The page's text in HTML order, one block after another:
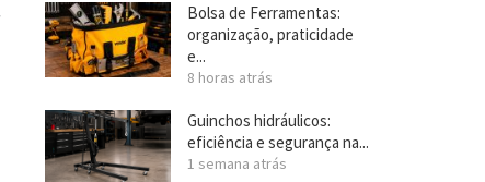
Bolsa de Ferramentas:
organização, praticidade
e...
8 horas atrás
Guinchos hidráulicos:
eficiência e segurança na...
1 semana atrás